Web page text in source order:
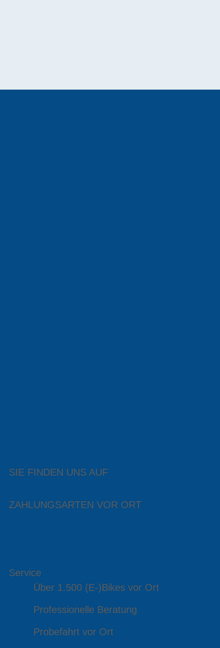
SIE FINDEN UNS AUF
ZAHLUNGSARTEN VOR ORT
Service
Über 1.500 (E-)Bikes vor Ort
Professionelle Beratung
Probefahrt vor Ort